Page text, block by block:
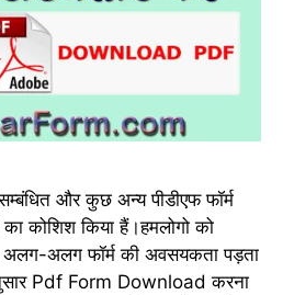
और कुछ अन्य पीडीएफ फॉर्म
कोशिश किया हैं।हमलोगो को
अलग फॉर्म की अवसयकता पड़ता
Pdf Form Download करना